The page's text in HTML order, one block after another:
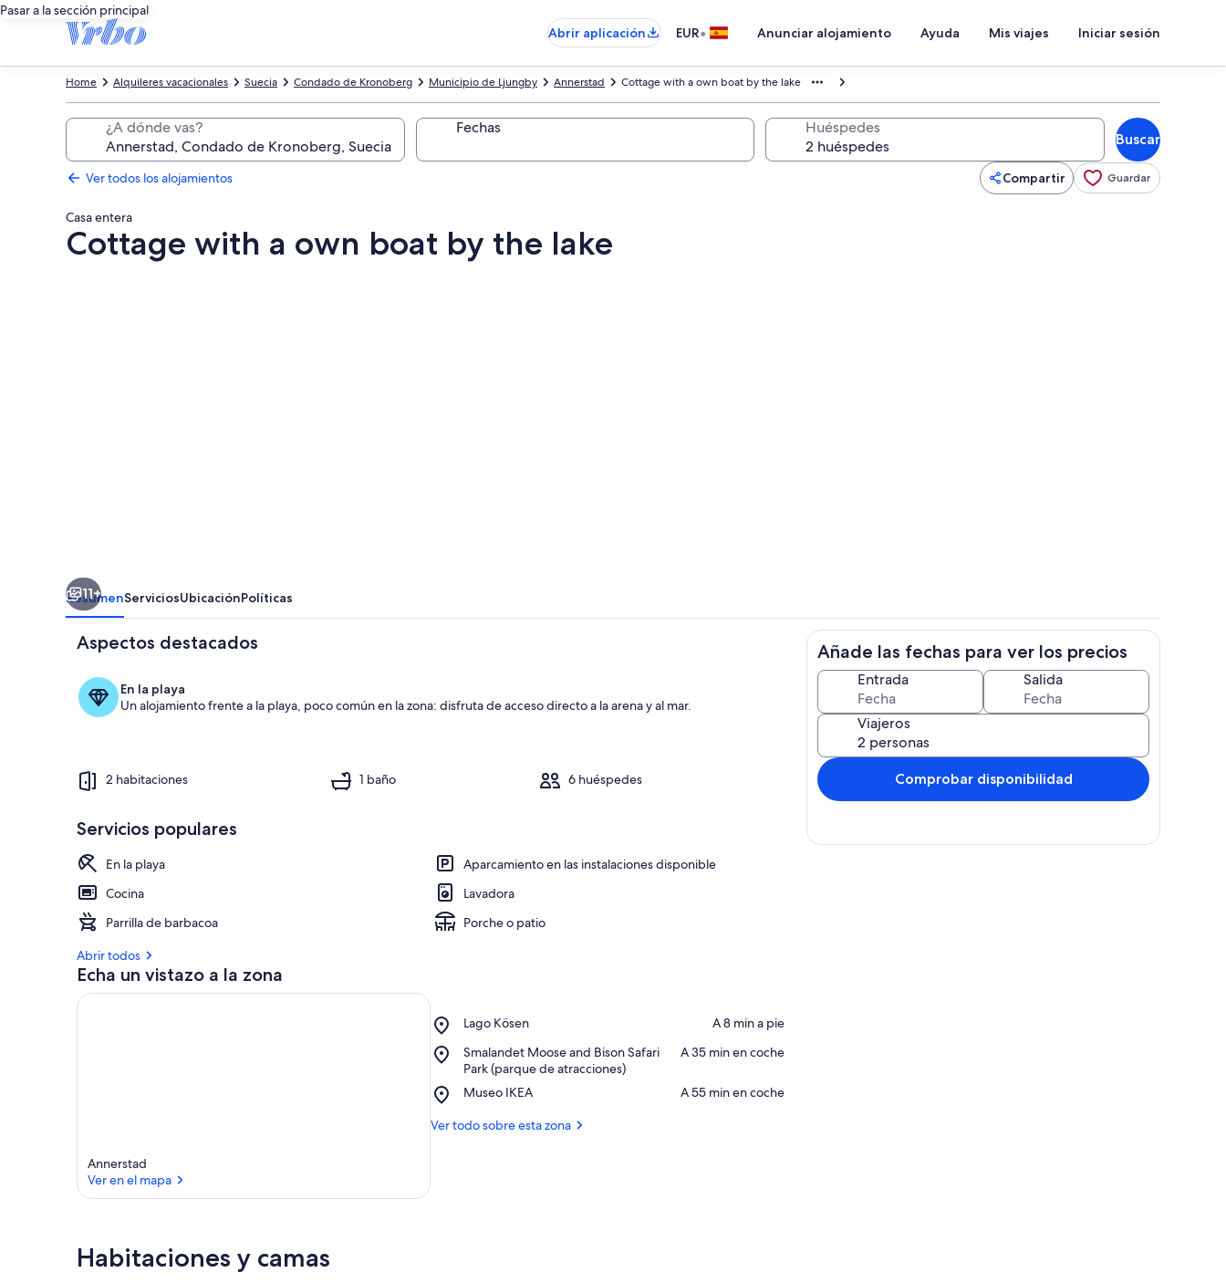
Pasar a la sección principal
Abrir aplicación
EUR• Anunciar alojamiento Ayuda Mis viajes Iniciar sesión
Cottage with a own boat by the lake
Annerstad
Municipio de Ljungby
Condado de Kronoberg
Suecia
Alquileres vacacionales
Home
¿A dónde vas? Fechas Huéspedes
Buscar
Ver todos los alojamientos Compartir Guardar
Casa entera
Cottage with a own boat by the lake
lake
Restauración Habitación
11+
ResumenServiciosUbicaciónPolíticas
Aspectos destacados
En la playa
Un alojamiento frente a la playa, poco común en la zona: disfruta de acceso directo a la arena y al mar.
2 habitaciones 1 baño 6 huéspedes
Servicios populares
En la playa
Aparcamiento en las instalaciones disponible
Cocina
Lavadora
Parrilla de barbacoa
Porche o patio
Abrir todos
Echa un vistazo a la zona
Annerstad
Ver en el mapa
Lago Kösen
Place,
Kösen
‪A 8 min a pie‬
Smalandet Moose and Bison Safari
Park (parque de atracciones)
Place,
Smalandet
Moose
and
Bison
Safari
‪A 35 min en coche‬
Museo IKEA
Place,
IKEA
‪A 55 min en coche‬
Ver todo sobre esta zona
Habitaciones y camas
Añade las fechas para ver los precios
Entrada Salida
Viajeros
Comprobar disponibilidad